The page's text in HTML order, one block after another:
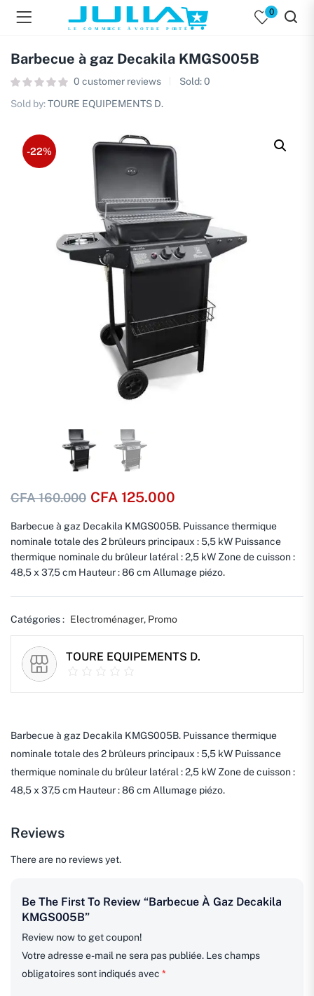
0
Barbecue à gaz Decakila KMGS005B
0 customer reviews Sold:0
Sold by:TOURE EQUIPEMENTS D.
-22%
CFA160.000 CFA 125.000
Barbecue à gaz Decakila KMGS005B. Puissance thermique
nominale totale des 2 brûleurs principaux : 5,5 kW Puissance
thermique nominale du brûleur latéral : 2,5 kW Zone de cuisson :
48,5 x 37,5 cm Hauteur : 86 cm Allumage piézo.
Catégories : Electroménager, Promo
TOURE EQUIPEMENTS D.
Barbecue à gaz Decakila KMGS005B. Puissance thermique
nominale totale des 2 brûleurs principaux : 5,5 kW Puissance
thermique nominale du brûleur latéral : 2,5 kW Zone de cuisson :
48,5 x 37,5 cm Hauteur : 86 cm Allumage piézo.
Reviews
There are no reviews yet.
Be The First To Review “Barbecue À Gaz Decakila
KMGS005B”
Review now to get coupon!
Votre adresse e-mail ne sera pas publiée. Les champs
obligatoires sont indiqués avec *